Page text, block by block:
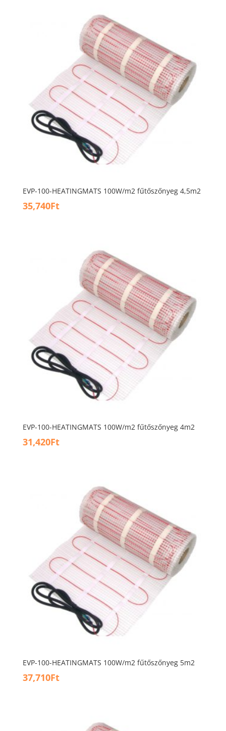
EVP-100-HEATINGMATS 100W/m2 fűtőszőnyeg 4,5m2
35,740Ft
EVP-100-HEATINGMATS 100W/m2 fűtőszőnyeg 4m2
31,420Ft
EVP-100-HEATINGMATS 100W/m2 fűtőszőnyeg 5m2
37,710Ft